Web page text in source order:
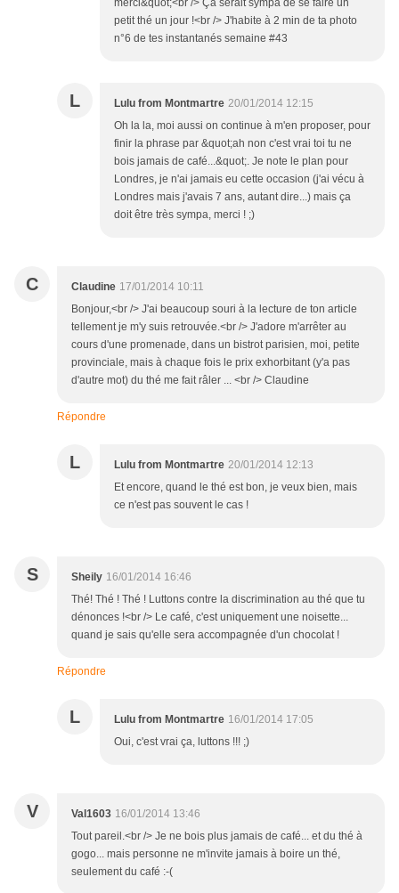
merci&quot;<br /> Ça serait sympa de se faire un
petit thé un jour !<br /> J'habite à 2 min de ta photo
n°6 de tes instantanés semaine #43
L Lulu from Montmartre 20/01/2014 12:15
Oh la la, moi aussi on continue à m'en proposer, pour
finir la phrase par &quot;ah non c'est vrai toi tu ne
bois jamais de café...&quot;. Je note le plan pour
Londres, je n'ai jamais eu cette occasion (j'ai vécu à
Londres mais j'avais 7 ans, autant dire...) mais ça
doit être très sympa, merci ! ;)
C Claudine 17/01/2014 10:11
Bonjour,<br /> J'ai beaucoup souri à la lecture de ton article
tellement je m'y suis retrouvée.<br /> J'adore m'arrêter au
cours d'une promenade, dans un bistrot parisien, moi, petite
provinciale, mais à chaque fois le prix exhorbitant (y'a pas
d'autre mot) du thé me fait râler ... <br /> Claudine
Répondre
L Lulu from Montmartre 20/01/2014 12:13
Et encore, quand le thé est bon, je veux bien, mais
ce n'est pas souvent le cas !
S Sheily 16/01/2014 16:46
Thé! Thé ! Thé ! Luttons contre la discrimination au thé que tu
dénonces !<br /> Le café, c'est uniquement une noisette...
quand je sais qu'elle sera accompagnée d'un chocolat !
Répondre
L Lulu from Montmartre 16/01/2014 17:05
Oui, c'est vrai ça, luttons !!! ;)
V Val1603 16/01/2014 13:46
Tout pareil.<br /> Je ne bois plus jamais de café... et du thé à
gogo... mais personne ne m'invite jamais à boire un thé,
seulement du café :-(